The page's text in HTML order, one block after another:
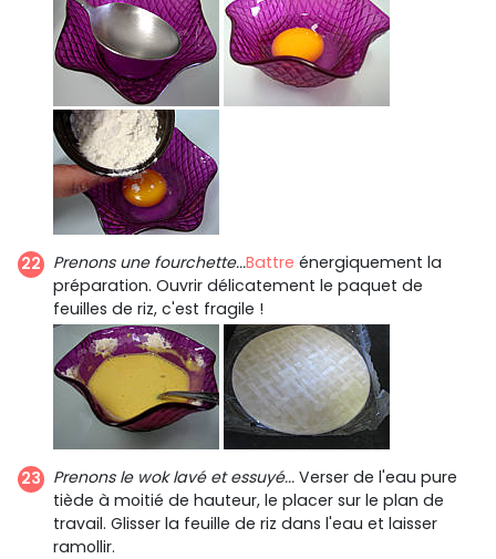
Prenons une fourchette...Battre énergiquement la
préparation. Ouvrir délicatement le paquet de
feuilles de riz, c'est fragile !
Prenons le wok lavé et essuyé... Verser de l'eau pure
tiède à moitié de hauteur, le placer sur le plan de
travail. Glisser la feuille de riz dans l'eau et laisser
ramollir.